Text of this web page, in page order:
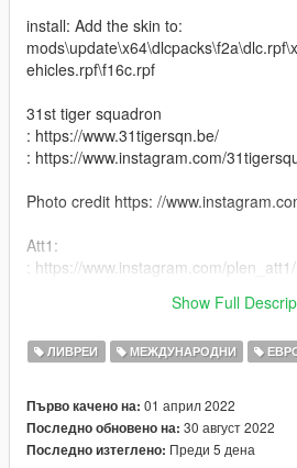
install: Add the skin to:
ehicles.rpf\f16c.rpf
31st tiger squadron
: https://www.31tigersqn.be/
: https://www.instagram.com/
Photo credit https: //
Att1:
: https://www.instagram.com/plen_att1/
: https://nl.gta5-mods.com/users/Att1
Show Full
ЛИВРЕИ МЕЖДУНАРОДНИ
Първо качено на: 01 април 2022
Последно обновено на: 30 август 2022
Последно изтеглено: Преди 5 дена